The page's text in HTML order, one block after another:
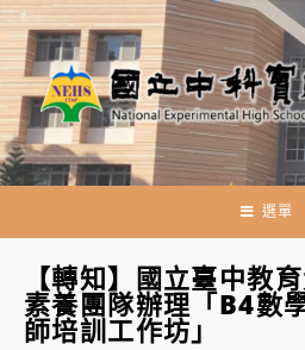
跳
轉
至
主
要
內
選單
【轉知】國立臺中教
素養團隊辦理「B4數
師培訓工作坊」